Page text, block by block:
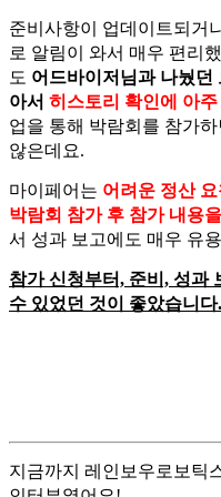
준비사항이 업데이트되거
로 알림이 와서 매우 편리
도 어드바이저님과 나눴던
아서 히스토리 확인에 아
업을 통해 박람회를 참가
않은데요.
마이페어는 어려운 정산
박람회 참가 후 참가 내용
서 성과 보고에도 매우 유
참가 신청부터, 준비, 성과
수 있었던 것이 좋았습니다.
지금까지 레인보우로보틱